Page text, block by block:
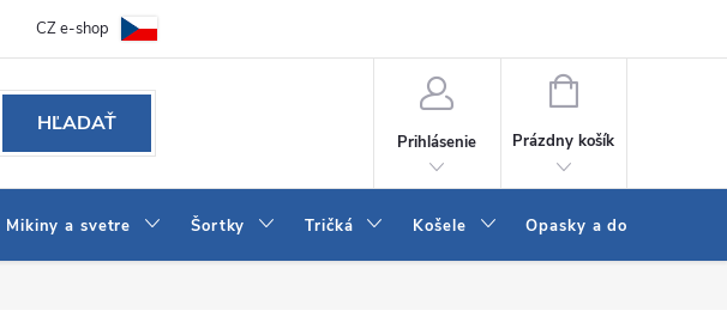
Ako vybrať džínsy Wrangler a LEE
CZ e-shop
HĽADAŤ
Prihlásenie
NÁKUPNÝ
Prázdny košík
Mikiny a svetre Šortky Tričká Košele Opasky a doplnky